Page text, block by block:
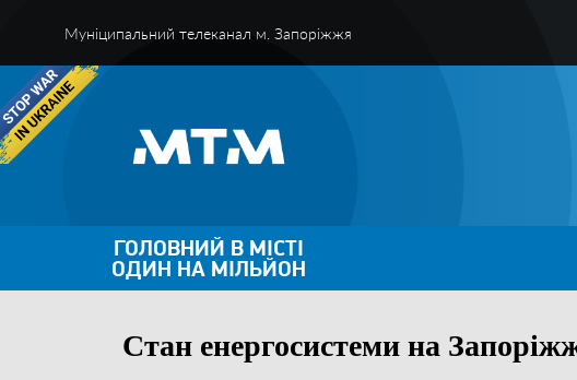
Муніципальний телеканал м. Запоріжжя
ГОЛОВНИЙ В МІСТІ
ОДИН НА МІЛЬЙОН
Стан енергосистеми на